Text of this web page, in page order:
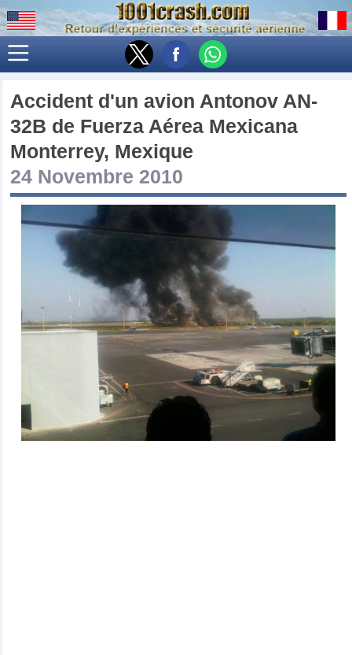
Accident d'un avion Antonov AN-
32B de Fuerza Aérea Mexicana
Monterrey, Mexique
24 Novembre 2010